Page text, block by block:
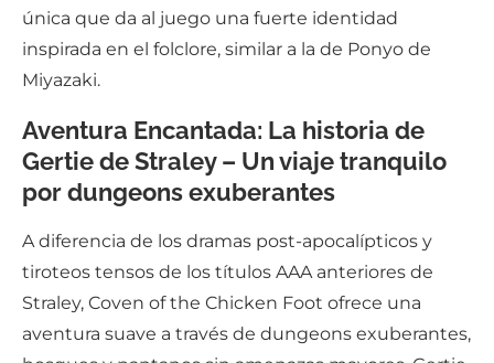
única que da al juego una fuerte identidad
inspirada en el folclore, similar a la de Ponyo de
Miyazaki.
Aventura Encantada: La historia de
Gertie de Straley – Un viaje tranquilo
por dungeons exuberantes
A diferencia de los dramas post-apocalípticos y
tiroteos tensos de los títulos AAA anteriores de
Straley, Coven of the Chicken Foot ofrece una
aventura suave a través de dungeons exuberantes,